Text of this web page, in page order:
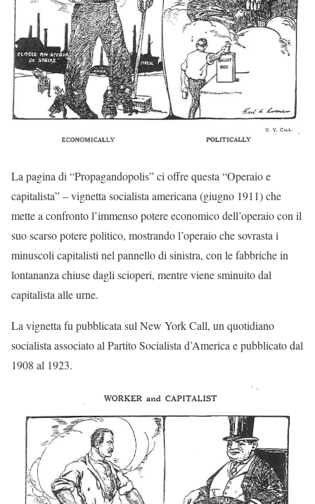
La pagina di “Propagandopolis” ci offre questa “Operaio e
capitalista” – vignetta socialista americana (giugno 1911) che
mette a confronto l’immenso potere economico dell’operaio con il
suo scarso potere politico, mostrando l’operaio che sovrasta i
minuscoli capitalisti nel pannello di sinistra, con le fabbriche in
lontananza chiuse dagli scioperi, mentre viene sminuito dal
capitalista alle urne.
La vignetta fu pubblicata sul New York Call, un quotidiano
socialista associato al Partito Socialista d’America e pubblicato dal
1908 al 1923.